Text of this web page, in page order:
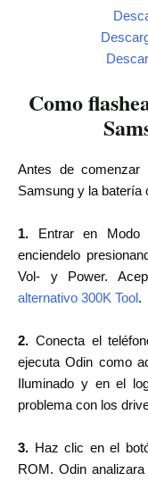
Como
Antes de comenzar
Samsung y la batería
1. Entrar en Modo
enciendelo
Vol- y Power.
alternativo 300K Tool.
2. Conecta el
ejecuta Odin como
Iluminado y en el
problema con los
3. Haz clic en el
ROM. Odin